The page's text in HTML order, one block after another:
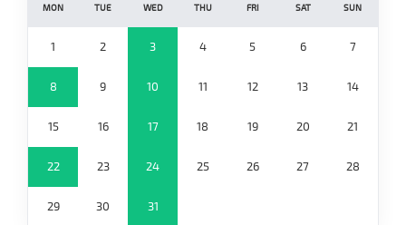
MON TUE WED THU FRI SAT SUN
1 2 3 4 5 6 7
8 9 10 11 12 13 14
15 16 17 18 19 20 21
22 23 24 25 26 27 28
29 30 31